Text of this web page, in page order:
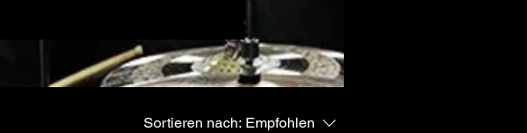
t’intéresser, car ils offrent un son
Sortieren nach: Empfohlen